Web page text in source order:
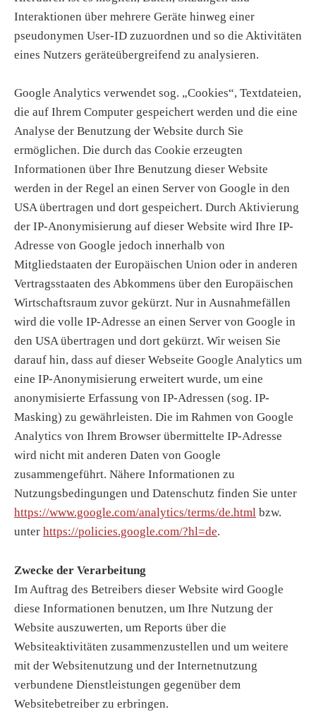
Interaktionen über mehrere Geräte hinweg einer
pseudonymen User-ID zuzuordnen und so die Aktivitäten
eines Nutzers geräteübergreifend zu analysieren.
Google Analytics verwendet sog. „Cookies“, Textdateien,
die auf Ihrem Computer gespeichert werden und die eine
Analyse der Benutzung der Website durch Sie
ermöglichen. Die durch das Cookie erzeugten
Informationen über Ihre Benutzung dieser Website
werden in der Regel an einen Server von Google in den
USA übertragen und dort gespeichert. Durch Aktivierung
der IP-Anonymisierung auf dieser Website wird Ihre IP-
Adresse von Google jedoch innerhalb von
Mitgliedstaaten der Europäischen Union oder in anderen
Vertragsstaaten des Abkommens über den Europäischen
Wirtschaftsraum zuvor gekürzt. Nur in Ausnahmefällen
wird die volle IP-Adresse an einen Server von Google in
den USA übertragen und dort gekürzt. Wir weisen Sie
darauf hin, dass auf dieser Webseite Google Analytics um
eine IP-Anonymisierung erweitert wurde, um eine
anonymisierte Erfassung von IP-Adressen (sog. IP-
Masking) zu gewährleisten. Die im Rahmen von Google
Analytics von Ihrem Browser übermittelte IP-Adresse
wird nicht mit anderen Daten von Google
zusammengeführt. Nähere Informationen zu
Nutzungsbedingungen und Datenschutz finden Sie unter
https://www.google.com/analytics/terms/de.html bzw.
unter https://policies.google.com/?hl=de.
Zwecke der Verarbeitung
Im Auftrag des Betreibers dieser Website wird Google
diese Informationen benutzen, um Ihre Nutzung der
Website auszuwerten, um Reports über die
Websiteaktivitäten zusammenzustellen und um weitere
mit der Websitenutzung und der Internetnutzung
verbundene Dienstleistungen gegenüber dem
Websitebetreiber zu erbringen.